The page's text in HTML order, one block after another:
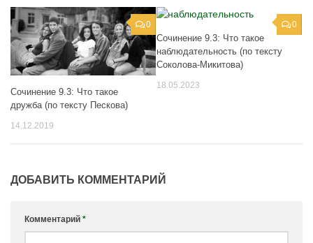
0
Сочинение 9.3: Что такое
дружба (по тексту Пескова)
14.12.2019
0
Сочинение 9.3: Что такое
наблюдательность (по тексту
Соколова-Микитова)
18.05.2023
ДОБАВИТЬ КОММЕНТАРИЙ
Комментарий *